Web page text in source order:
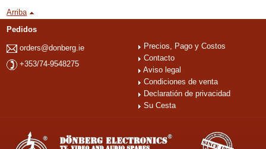
Arriba
Pedidos
orders@donberg.ie
+353/74-9548275
Precios, Pago y Costos
Contacto
Aviso legal
Condiciones de venta
Declaratión de privacidad
Su Cesta